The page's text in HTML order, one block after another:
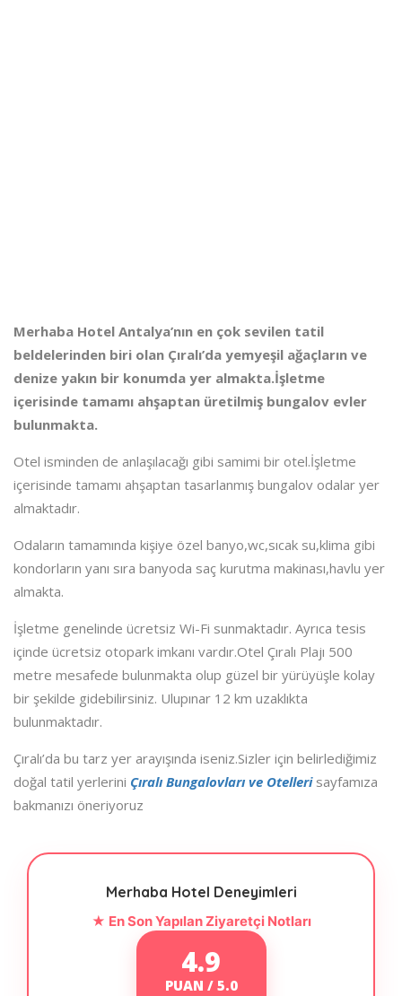
Merhaba Hotel Antalya’nın en çok sevilen tatil
beldelerinden biri olan Çıralı’da yemyeşil ağaçların ve
denize yakın bir konumda yer almakta.İşletme
içerisinde tamamı ahşaptan üretilmiş bungalov evler
bulunmakta.
Otel isminden de anlaşılacağı gibi samimi bir otel.İşletme
içerisinde tamamı ahşaptan tasarlanmış bungalov odalar yer
almaktadır.
Odaların tamamında kişiye özel banyo,wc,sıcak su,klima gibi
kondorların yanı sıra banyoda saç kurutma makinası,havlu yer
almakta.
İşletme genelinde ücretsiz Wi-Fi sunmaktadır. Ayrıca tesis
içinde ücretsiz otopark imkanı vardır.Otel Çıralı Plajı 500
metre mesafede bulunmakta olup güzel bir yürüyüşle kolay
bir şekilde gidebilirsiniz. Ulupınar 12 km uzaklıkta
bulunmaktadır.
Çıralı’da bu tarz yer arayışında iseniz.Sizler için belirlediğimiz
doğal tatil yerlerini Çıralı Bungalovları ve Otellerisayfamıza
bakmanızı öneriyoruz
Merhaba Hotel Deneyimleri
★ En Son Yapılan Ziyaretçi Notları
4.9
PUAN / 5.0